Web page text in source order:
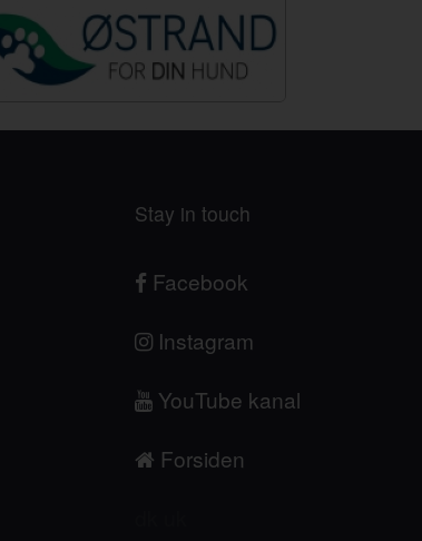
Stay in touch
Facebook
Instagram
YouTube kanal
Forsiden